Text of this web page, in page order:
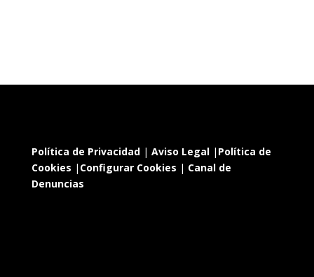
Política de Privacidad| Aviso Legal| Política de
Cookies | Configurar Cookies | Canal de
Denuncias